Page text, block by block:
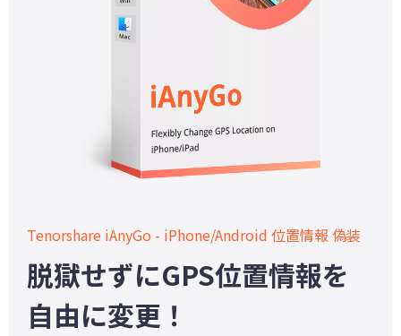
Tenorshare iAnyGo - iPhone/Android 位置情報 偽装
脱獄せずにGPS位置情報を
自由に変更！